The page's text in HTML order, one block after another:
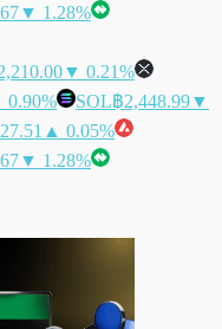
▼ 1.28%
▼ 0.21%
0.90% SOL฿2,448.99▼
▲ 0.05%
▼ 1.28%